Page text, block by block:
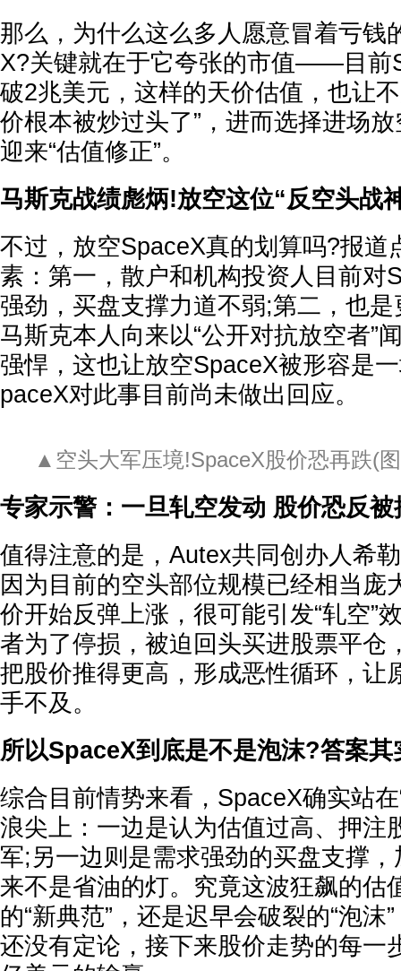
那么，为什么这么多人愿意冒着亏钱
X?关键就在于它夸张的市值——目前
破2兆美元，这样的天价估值，也让
价根本被炒过头了”，进而选择进场
迎来“估值修正”。
马斯克战绩彪炳!放空这位“反空头战
不过，放空SpaceX真的划算吗?报道
素：第一，散户和机构投资人目前对
强劲，买盘支撑力道不弱;第二，也
马斯克本人向来以“公开对抗放空者”
强悍，这也让放空SpaceX被形容是
paceX对此事目前尚未做出回应。
▲空头大军压境!SpaceX股价恐再跌(
专家示警：一旦轧空发动 股价恐反被
值得注意的是，Autex共同创办人希
因为目前的空头部位规模已经相当庞
价开始反弹上涨，很可能引发“轧空
者为了停损，被迫回头买进股票平仓
把股价推得更高，形成恶性循环，让
手不及。
所以SpaceX到底是不是泡沫?答案其
综合目前情势来看，SpaceX确实站
浪尖上：一边是认为估值过高、押注
军;另一边则是需求强劲的买盘支撑
来不是省油的灯。究竟这波狂飙的估
的“新典范”，还是迟早会破裂的“泡沫
还没有定论，接下来股价走势的每一